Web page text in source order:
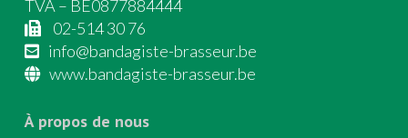
TVA – BE0877884444
02-514 30 76
info@bandagiste-brasseur.be
www.bandagiste-brasseur.be
À propos de nous